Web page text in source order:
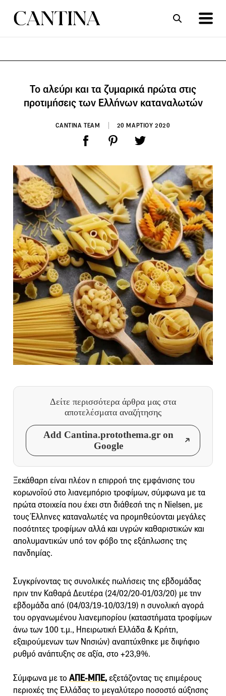
Το αλεύρι και τα ζυμαρικά πρώτα στις
προτιμήσεις των Ελλήνων καταναλωτών
CANTINA TEAM 20 ΜΑΡΤΙΟΥ 2020
Δείτε περισσότερα άρθρα μας στα
αποτελέσματα αναζήτησης
Add Cantina.protothema.gr on
Google
Ξεκάθαρη είναι πλέον η επιρροή της εμφάνισης του
κορωνοϊού στο λιανεμπόριο τροφίμων, σύμφωνα με τα
πρώτα στοιχεία που έχει στη διάθεσή της η Nielsen, με
τους Έλληνες καταναλωτές να προμηθεύoνται μεγάλες
ποσότητες τροφίμων αλλά και υγρών καθαριστικών και
απολυμαντικών υπό τον φόβο της εξάπλωσης της
πανδημίας.
Συγκρίνοντας τις συνολικές πωλήσεις της εβδομάδας
πριν την Καθαρά Δευτέρα (24/02/20-01/03/20) με την
εβδομάδα από (04/03/19-10/03/19) η συνολική αγορά
του οργανωμένου λιανεμπορίου (καταστήματα τροφίμων
άνω των 100 τ.μ., Ηπειρωτική Ελλάδα & Κρήτη,
εξαιρούμενων των Νησιών) αναπτύχθηκε με διψήφιο
ρυθμό ανάπτυξης σε αξία, στο +23,9%.
Σύμφωνα με το ΑΠΕ-ΜΠΕ, εξετάζοντας τις επιμέρους
περιοχές της Ελλάδας το μεγαλύτερο ποσοστό αύξησης